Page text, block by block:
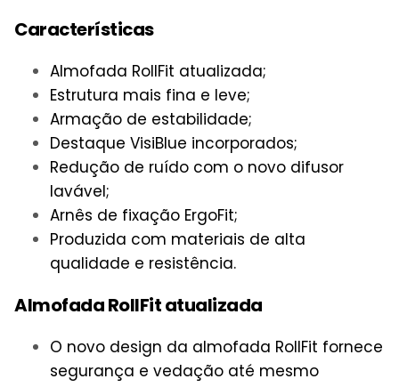
Características
Almofada RollFit atualizada;
Estrutura mais fina e leve;
Armação de estabilidade;
Destaque VisiBlue incorporados;
Redução de ruído com o novo difusor
lavável;
Arnês de fixação ErgoFit;
Produzida com materiais de alta
qualidade e resistência.
Almofada RollFit atualizada
O novo design da almofada RollFit fornece
segurança e vedação até mesmo